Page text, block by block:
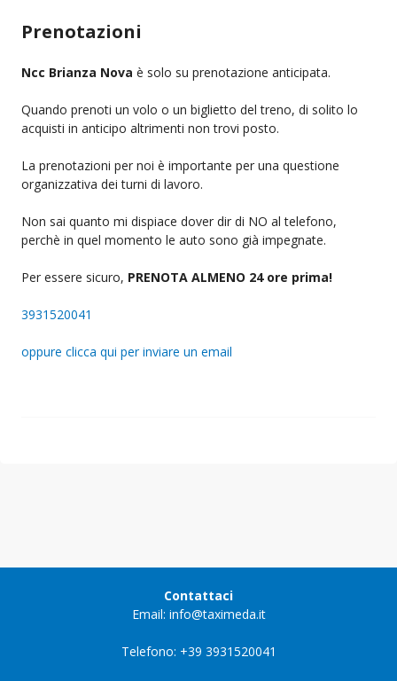
Prenotazioni
Ncc Brianza Nova è solo su prenotazione anticipata.
Quando prenoti un volo o un biglietto del treno, di solito lo
acquisti in anticipo altrimenti non trovi posto.
La prenotazioni per noi è importante per una questione
organizzativa dei turni di lavoro.
Non sai quanto mi dispiace dover dir di NO al telefono,
perchè in quel momento le auto sono già impegnate.
Per essere sicuro, PRENOTA ALMENO 24 ore prima!
3931520041
oppure clicca qui per inviare un email
Contattaci
Email: info@taximeda.it
Telefono: +39 3931520041